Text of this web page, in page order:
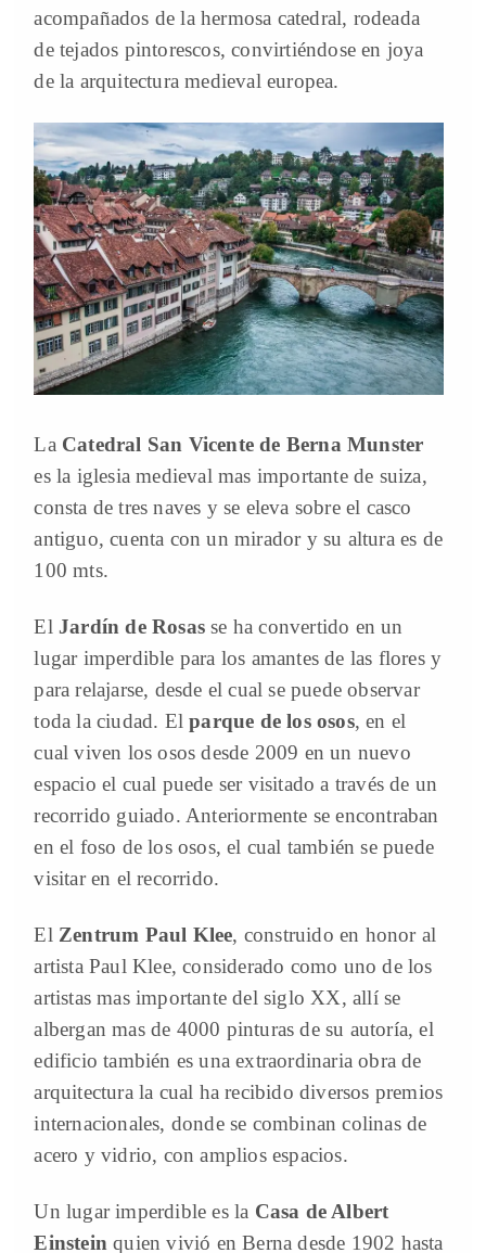
acompañados de la hermosa catedral, rodeada
de tejados pintorescos, convirtiéndose en joya
de la arquitectura medieval europea.
La Catedral San Vicente de Berna Munster
es la iglesia medieval mas importante de suiza,
consta de tres naves y se eleva sobre el casco
antiguo, cuenta con un mirador y su altura es de
100 mts.
El Jardín de Rosasse ha convertido en un
lugar imperdible para los amantes de las flores y
para relajarse, desde el cual se puede observar
toda la ciudad. Elparque de los osos, en el
cual viven los osos desde 2009 en un nuevo
espacio el cual puede ser visitado a través de un
recorrido guiado. Anteriormente se encontraban
en el foso de los osos, el cual también se puede
visitar en el recorrido.
El Zentrum Paul Klee, construido en honor al
artista Paul Klee, considerado como uno de los
artistas mas importante del siglo XX, allí se
albergan mas de 4000 pinturas de su autoría, el
edificio también es una extraordinaria obra de
arquitectura la cual ha recibido diversos premios
internacionales, donde se combinan colinas de
acero y vidrio, con amplios espacios.
Un lugar imperdible es la Casa de Albert
Einstein quien vivió en Berna desde 1902 hasta